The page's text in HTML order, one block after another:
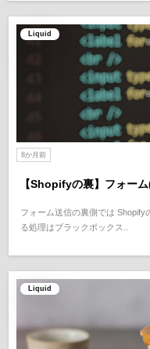
Liquid
8か月前
【Shopifyの裏】フォー
フォーム送信の裏側では
る処理はブラックボックス..
Liquid